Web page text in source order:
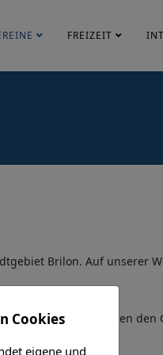
FREIZEIT
Brilon. Auf unserer
Bindeglied zwischen
Cookies
eigene und